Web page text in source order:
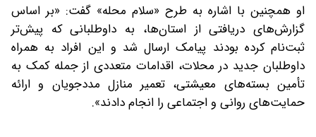
او همچنین با اشاره به طرح «سلام محله» گفت: «بر اساس
گزارش‌های دریافتی از استان‌ها، به داوطلبانی که پیش‌تر
ثبت‌نام کرده بودند پیامک ارسال شد و این افراد به همراه
داوطلبان جدید در محلات، اقدامات متعددی از جمله کمک به
تأمین بسته‌های معیشتی، تعمیر منازل مددجویان و ارائه
حمایت‌های روانی و اجتماعی را انجام دادند».